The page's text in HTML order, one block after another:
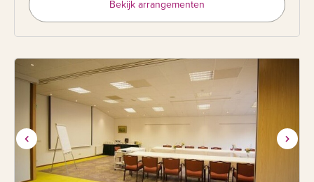
Bekijk arrangementen